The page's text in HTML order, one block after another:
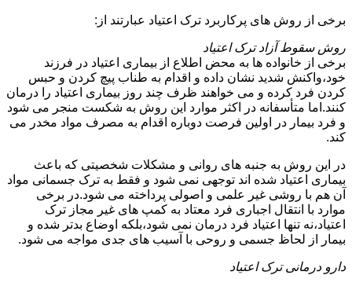
برخی از روش های پرکاربرد ترک اعتیاد عبارتند از:
روش سقوط آزاد ترک اعتیاد
برخی از خانواده ها به محض اطلاع از بیماری اعتیاد در فرزند
خود،واکنش شدید نشان داده و اقدام به طناب پیچ کردن و حبس
کردن فرد کرده و می خواهند ظرف چند روز بیماری اعتیاد را درمان
کنند.اما متأسفانه در اکثر موارد این روش به شکست منجر می شود
و فرد بیمار در اولین فرصت دوباره اقدام به مصرف مواد مخدر می
کند.
در این روش به جنبه های روانی و مشکلات شخصیتی که باعث
بیماری اعتیاد شده اند توجهی نمی شود و فقط به ترک جسمانی مواد
آن هم با روشی غیر علمی و اصولی پرداخته می شود.در برخی
موارد با انتقال اجباری فرد معتاد به کمپ های غیر مجاز ترک
اعتیاد،نه تنها اعتیاد فرد درمان نمی شود،بلکه اوضاع بدتر شده و
بیمار از لحاظ جسمی و روحی با آسیب های جدی مواجه می شود.
دارو درمانی ترک اعتیاد